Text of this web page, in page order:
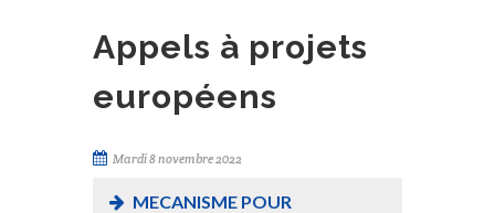
Appels à projets
européens
Mardi 8 novembre 2022
MECANISME POUR